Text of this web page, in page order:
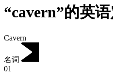
“cavern”的英
Cavern
名词
01